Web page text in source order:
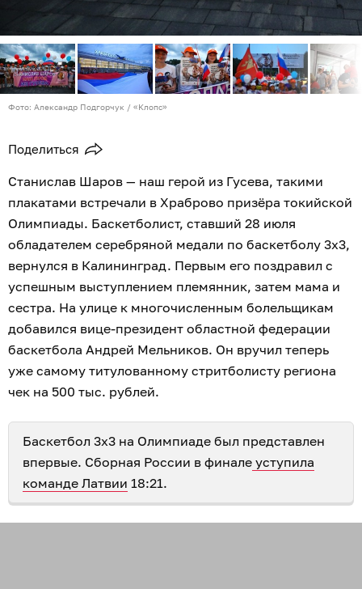
Фото: Александр Подгорчук / «Клопс»
Поделиться
Станислав Шаров — наш герой из Гусева, такими
плакатами встречали в Храброво призёра токийской
Олимпиады. Баскетболист, ставший 28 июля
обладателем серебряной медали по баскетболу 3х3,
вернулся в Калининград. Первым его поздравил с
успешным выступлением племянник, затем мама и
сестра. На улице к многочисленным болельщикам
добавился вице-президент областной федерации
баскетбола Андрей Мельников. Он вручил теперь
уже самому титулованному стритболисту региона
чек на 500 тыс. рублей.
Баскетбол 3х3 на Олимпиаде был представлен
впервые. Сборная России в финале уступила
команде Латвии 18:21.